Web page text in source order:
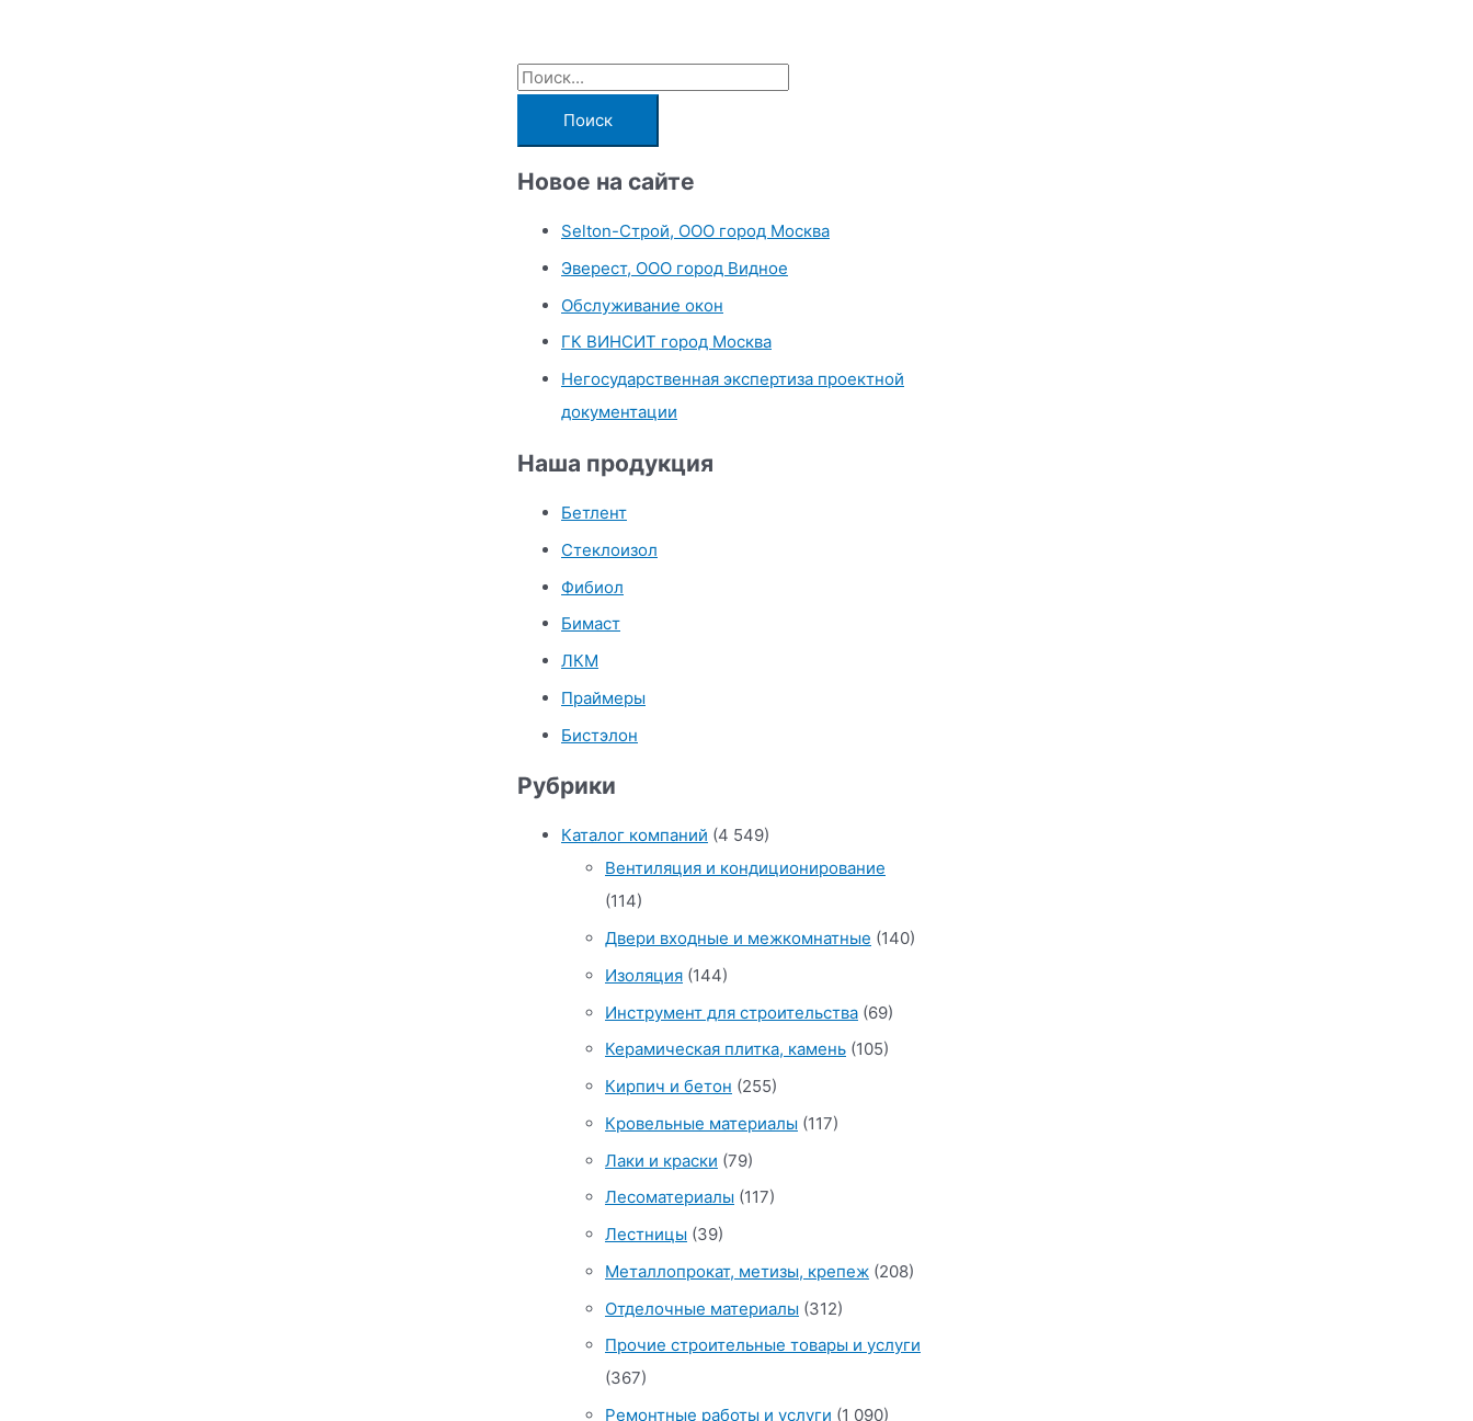
П
и
с
Новое на сайте
Selton-Строй, OOO город Москва
Эверест, ООО город Видное
Обслуживание окон
ГК ВИНСИТ город Москва
Негосударственная экспертиза проектной
документации
Наша продукция
Бетлент
Стеклоизол
Фибиол
Бимаст
ЛКМ
Праймеры
Бистэлон
Рубрики
Каталог компаний (4 549)
Вентиляция и кондиционирование
(114)
Двери входные и межкомнатные (140)
Изоляция (144)
Инструмент для строительства (69)
Керамическая плитка, камень (105)
Кирпич и бетон (255)
Кровельные материалы (117)
Лаки и краски (79)
Лесоматериалы (117)
Лестницы (39)
Металлопрокат, метизы, крепеж (208)
Отделочные материалы (312)
Прочие строительные товары и услуги
(367)
Ремонтные работы и услуги (1 090)